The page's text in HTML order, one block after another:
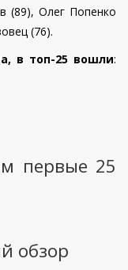
(89), Олег Попенко
(76).
в топ-25 вошли:
первые 25
обзор